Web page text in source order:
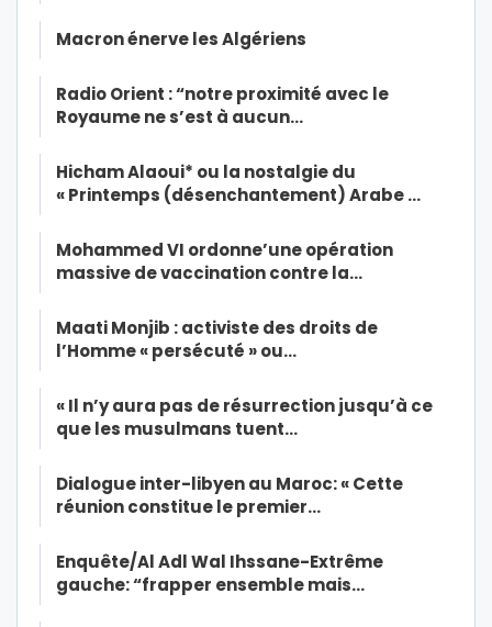
Macron énerve les Algériens
Radio Orient : “notre proximité avec le
Royaume ne s’est à aucun…
Hicham Alaoui* ou la nostalgie du
« Printemps (désenchantement) Arabe …
Mohammed VI ordonne’une opération
massive de vaccination contre la…
Maati Monjib : activiste des droits de
l’Homme « persécuté » ou…
« Il n’y aura pas de résurrection jusqu’à ce
que les musulmans tuent…
Dialogue inter-libyen au Maroc: « Cette
réunion constitue le premier…
Enquête/Al Adl Wal Ihssane-Extrême
gauche: “frapper ensemble mais…